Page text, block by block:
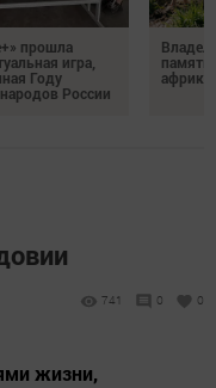
прошла
игра,
Году
России
741 0 0
жизни,